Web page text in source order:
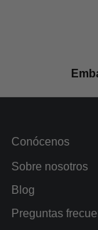
Conócenos
Sobre nosotros
Blog
Preguntas